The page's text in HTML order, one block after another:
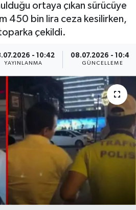
ortaya çıkan sürücüye
450 bin lira ceza kesilirken,
çekildi.
- 10:42
YAYINLANMA
08.07.2026 - 10:46
GÜNCELLEME